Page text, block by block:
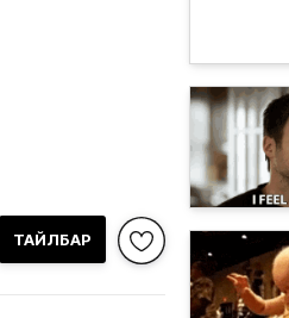
ТАЙЛБАР